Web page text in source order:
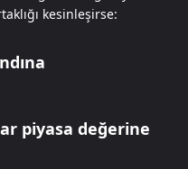
kesinleşirse:
piyasa değerine